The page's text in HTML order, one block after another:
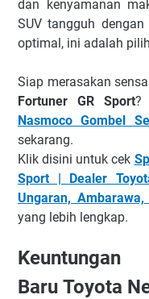
dan kenyamanan
SUV tangguh
optimal, ini adalah
Siap merasakan
Fortuner GR Sport?
Nasmoco Gombel
sekarang.
Klik disini untuk cek
Sport | Dealer
Ungaran,
yang lebih lengkap.
Baru Toyota